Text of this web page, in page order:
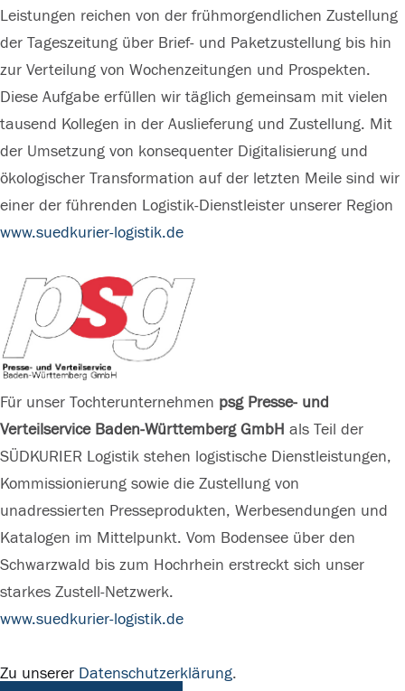
needs to
setup the
site with
their CMP
to add this
content to
the list of
technologi
es used.
Consent
Management
Platform
needs to
setup the
site with
their CMP
to add this
content to
the list of
technologi
Leistungen reichen von der frühmorgendlichen Zustellung
der Tageszeitung über Brief- und Paketzustellung bis hin
zur Verteilung von Wochenzeitungen und Prospekten.
Diese Aufgabe erfüllen wir täglich gemeinsam mit vielen
tausend Kollegen in der Auslieferung und Zustellung. Mit
der Umsetzung von konsequenter Digitalisierung und
ökologischer Transformation auf der letzten Meile sind wir
einer der führenden Logistik-Dienstleister unserer Region
www.suedkurier-logistik.de
Für unser Tochterunternehmen psg Presse- und
Verteilservice Baden-Württemberg GmbH als Teil der
SÜDKURIER Logistik stehen logistische Dienstleistungen,
Kommissionierung sowie die Zustellung von
unadressierten Presseprodukten, Werbesendungen und
Katalogen im Mittelpunkt. Vom Bodensee über den
Schwarzwald bis zum Hochrhein erstreckt sich unser
starkes Zustell-Netzwerk.
www.suedkurier-logistik.de
Zu unserer Datenschutzerklärung.